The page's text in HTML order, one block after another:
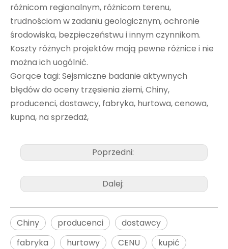
różnicom regionalnym, różnicom terenu,
trudnościom w zadaniu geologicznym, ochronie
środowiska, bezpieczeństwu i innym czynnikom.
Koszty różnych projektów mają pewne różnice i nie
można ich uogólnić.
Gorące tagi: Sejsmiczne badanie aktywnych
błędów do oceny trzęsienia ziemi, Chiny,
producenci, dostawcy, fabryka, hurtowa, cenowa,
kupna, na sprzedaż,
Poprzedni:
Dalej:
Chiny producenci
dostawcy
fabryka
hurtowy CENU
kupić